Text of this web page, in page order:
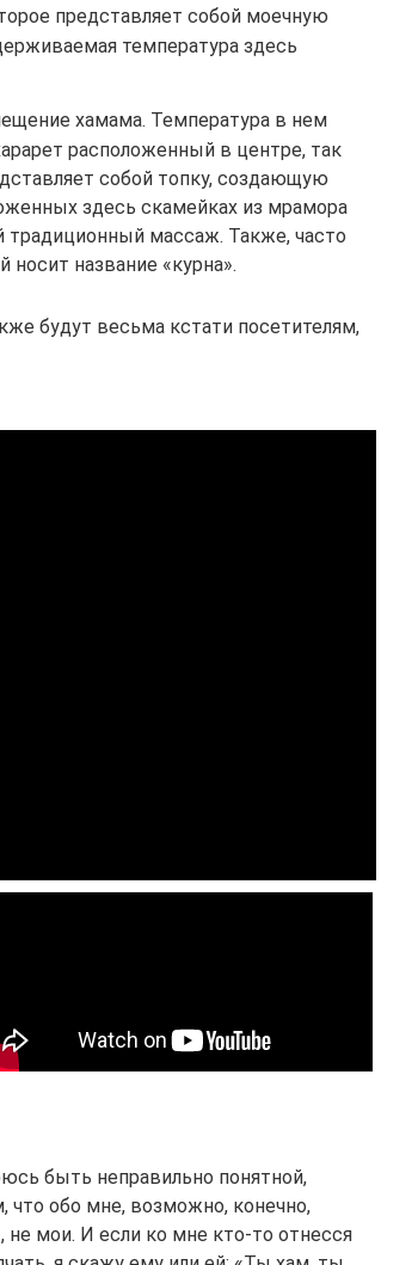
представляет собой моечную
температура здесь
хамама. Температура в нем
расположенный в центре, так
собой топку, создающую
здесь скамейках из мрамора
массаж. Также, часто
название «курна».
будут весьма кстати посетителям,
быть неправильно понятной,
обо мне, возможно, конечно,
мои. И если ко мне кто-то отнесся